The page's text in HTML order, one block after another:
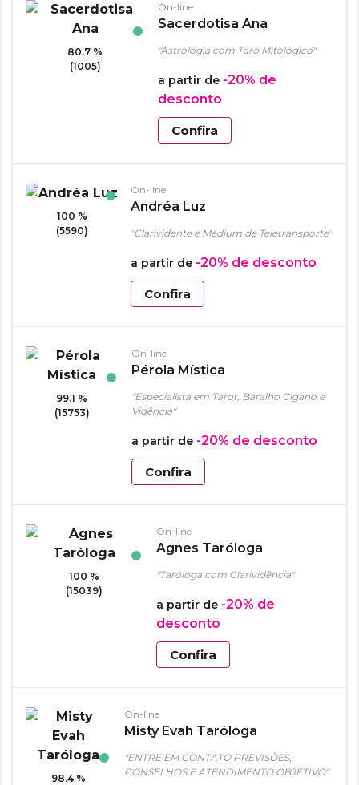
80.7 %
(1005)
On-line
Sacerdotisa Ana
"Astrologia com Tarô Mitológico"
a partir de -20% de
desconto
Confira
100 %
(5590)
On-line
Andréa Luz
"Clarividente e Médium de Teletransporte"
a partir de -20% de desconto
Confira
99.1 %
(15753)
On-line
Pérola Mística
"Especialista em Tarot, Baralho Cigano e
Vidência"
a partir de -20% de desconto
Confira
100 %
(15039)
On-line
Agnes Taróloga
"Taróloga com Clarividência"
a partir de -20% de
desconto
Confira
98.4 %
On-line
Misty Evah Taróloga
"ENTRE EM CONTATO PREVISÕES,
CONSELHOS E ATENDIMENTO OBJETIVO"